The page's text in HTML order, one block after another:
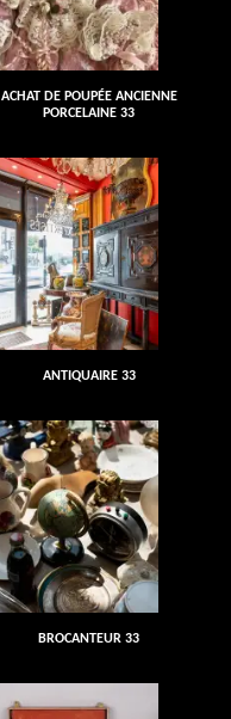
ACHAT DE POUPÉE ANCIENNE
PORCELAINE 33
ANTIQUAIRE 33
BROCANTEUR 33